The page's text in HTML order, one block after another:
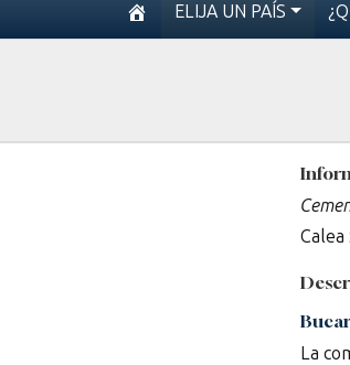
ELIJA UN PAÍS
Calea
La